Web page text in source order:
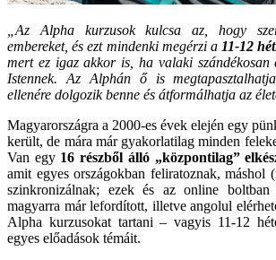
„Az Alpha kurzusok kulcsa az, hogy
embereket, és ezt mindenki megérzi a11-12
mert ez igaz akkor is, ha valaki
Istennek. Az Alphán ő is
ellenére dolgozik benne és átformálhatja az
Magyarországra a 2000-es évek elején egy
került, de mára már gyakorlatilag minden
Van egy 16 részből álló „központilag”
amit egyes országokban feliratoznak, máshol
szinkronizálnak; ezek és az online
magyarra már lefordított, illetve angolul
Alpha kurzusokat tartani – vagyis 11-12
egyes előadások témáit.